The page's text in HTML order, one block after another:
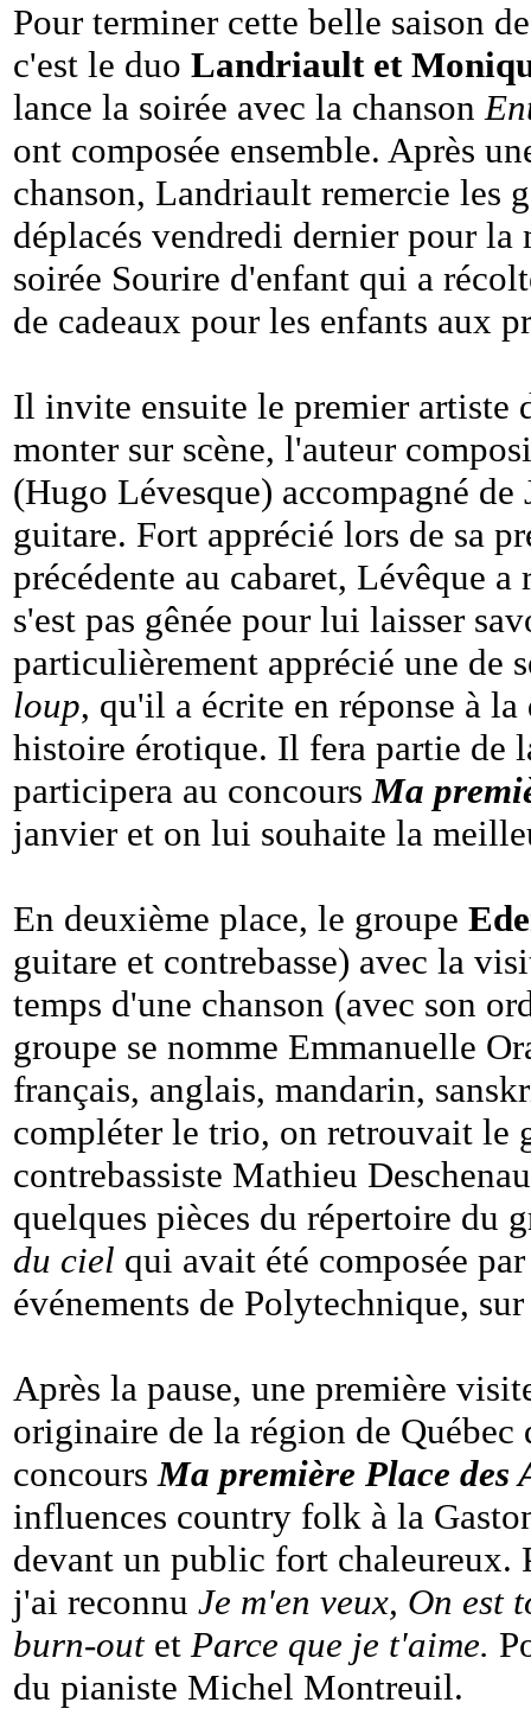
Pour terminer cette belle saison
c'est le duo Landriault et
lance la soirée avec la chanson
ont composée ensemble. Après
chanson, Landriault remercie les
déplacés vendredi dernier pour la
soirée Sourire d'enfant qui a
de cadeaux pour les enfants aux
Il invite ensuite le premier artiste
monter sur scène, l'auteur
(Hugo Lévesque) accompagné
guitare. Fort apprécié lors de sa
précédente au cabaret, Lévêque
s'est pas gênée pour lui laisser
particulièrement apprécié une de
loup, qu'il a écrite en réponse à
histoire érotique. Il fera partie de
participera au concoursMa
janvier et on lui souhaite la
En deuxième place, le groupe
guitare et contrebasse) avec la
temps d'une chanson (avec son
groupe se nomme Emmanuelle
français, anglais, mandarin,
compléter le trio, on retrouvait le
contrebassiste Mathieu
quelques pièces du répertoire du
du ciel qui avait été composée
événements de Polytechnique,
Après la pause, une première
originaire de la région de
concoursMa première Place des
influences country folk à la
devant un public fort chaleureux.
j'ai reconnu Je m'en veux, On est
burn-out et Parce que je t'aime.
du pianiste Michel Montreuil.